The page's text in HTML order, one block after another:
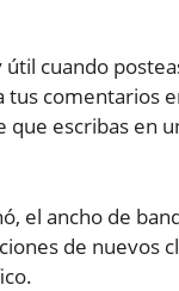
cuando
comentarios
escribas en
el ancho de
de nuevos